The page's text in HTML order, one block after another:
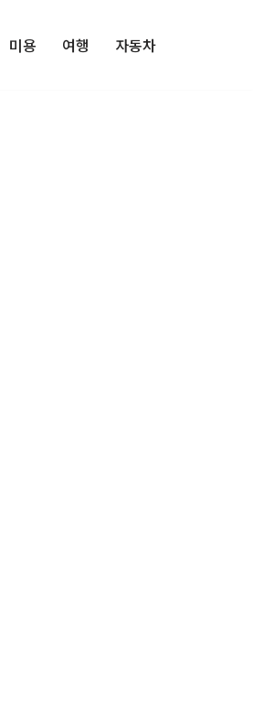
미용 여행 자동차